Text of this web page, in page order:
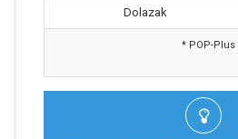
Dolazak
* POP-